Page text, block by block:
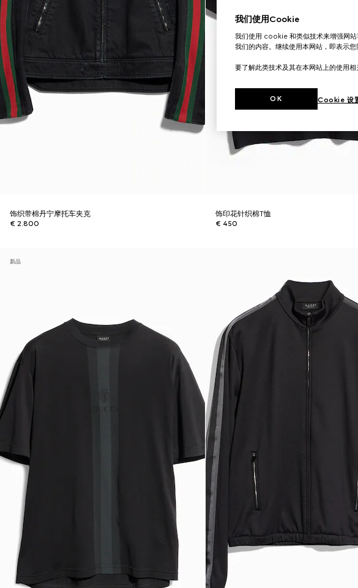
饰织带棉丹宁摩托车夹克
€ 2.800
饰印花针织棉T恤
€ 450
新品
我们使用Cookie
我们使用 cookie 和类似技术来增强网站
我们的内容。继续使用本网站，即表示您
要了解此类技术及其在本网站上的使用
Cookie 设
OK